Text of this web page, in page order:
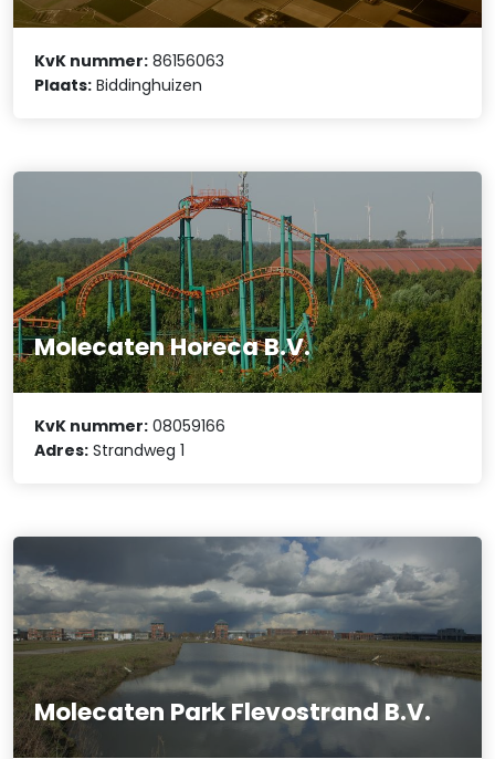
KvK nummer: 86156063
Plaats: Biddinghuizen
Molecaten Horeca B.V.
KvK nummer: 08059166
Adres: Strandweg 1
Molecaten Park Flevostrand B.V.